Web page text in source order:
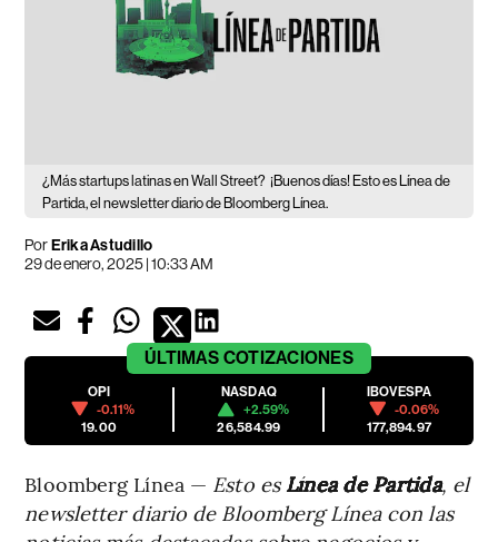
¿Más startups latinas en Wall Street? ¡Buenos días! Esto es Línea de
Partida, el newsletter diario de Bloomberg Línea.
PorErika Astudillo
29 de enero, 2025 | 10:33 AM
ÚLTIMAS COTIZACIONES
OPI
-0.11%
19.00
NASDAQ
+2.59%
26,584.99
IBOVESPA
-0.06%
177,894.97
Bloomberg Línea — Esto es Línea de Partida, el
newsletter diario de Bloomberg Línea con las